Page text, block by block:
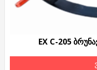
EX C-205